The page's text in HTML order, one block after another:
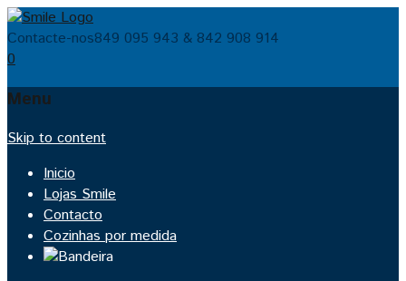
Contacte-nos849 095 943 & 842 908 914
0
Menu
Skip to content
Inicio
Lojas Smile
Contacto
Cozinhas por medida